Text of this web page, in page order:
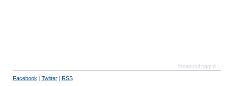
începutul paginii ↑
Facebook | Twitter| RSS